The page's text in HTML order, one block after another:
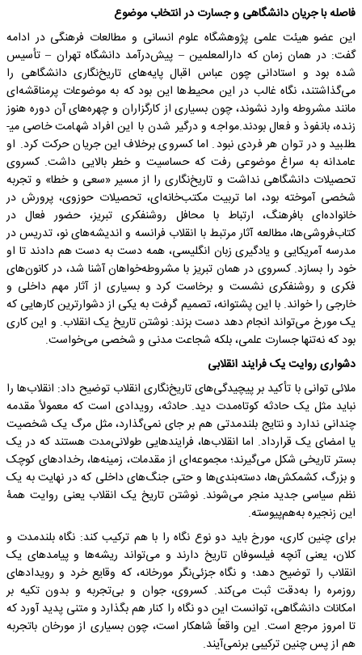
فاصله با جریان دانشگاهی و جسارت در انتخاب موضوع
این عضو هیئت علمی پژوهشگاه علوم انسانی و مطالعات فرهنگی در ادامه
گفت: در همان زمان که دارالمعلمین – پیش‌درآمد دانشگاه تهران – تأسیس
شده بود و استادانی چون عباس اقبال پایه‌های تاریخ‌نگاری دانشگاهی را
می‌گذاشتند، نگاه غالب در این محیط‌ها این بود که به موضوعات پرمناقشه‌ای
مانند مشروطه وارد نشوند، چون بسیاری از کارگزاران و چهره‌های آن دوره هنوز
زنده، بانفوذ و فعال بودند.مواجه و درگیر شدن با این افراد شهامت خاصی می­
طلبید و در توان هر فردی نبود. اما کسروی برخلاف این جریان حرکت کرد. او
عامدانه به سراغ موضوعی رفت که حساسیت و خطر بالایی داشت. کسروی
تحصیلات دانشگاهی نداشت و تاریخ‌نگاری را از مسیر «سعی و خطا» و تجربه
شخصی آموخته بود، اما تربیت مکتب‌خانه‌ای، تحصیلات حوزوی، پرورش در
خانواده‌ای بافرهنگ، ارتباط با محافل روشنفکری تبریز، حضور فعال در
کتاب‌فروشی‌ها، مطالعه آثار مرتبط با انقلاب فرانسه و اندیشه‌های نو، تدریس در
مدرسه آمریکایی و یادگیری زبان انگلیسی، همه دست به دست هم دادند تا او
خود را بسازد. کسروی در همان تبریز با مشروطه‌خواهان آشنا شد، در کانون‌های
فکری و روشنفکری نشست و برخاست کرد و بسیاری از آثار مهم داخلی و
خارجی را خواند. با این پشتوانه، تصمیم گرفت به یکی از دشوارترین کارهایی که
یک مورخ می‌تواند انجام دهد دست بزند: نوشتن تاریخ یک انقلاب. و این کاری
بود که نه‌تنها جسارت علمی، بلکه شجاعت مدنی و شخصی می‌خواست.
دشواری روایت یک فرایند انقلابی
ملائی توانی با تأکید بر پیچیدگی‌های تاریخ‌نگاری انقلاب توضیح داد: انقلاب‌ها را
نباید مثل یک حادثه کوتاه‌مدت دید. حادثه، رویدادی است که معمولاً مقدمه
چندانی ندارد و نتایج بلندمدتی هم بر جای نمی‌گذارد، مثل مرگ یک شخصیت
یا امضای یک قرارداد. اما انقلاب‌ها، فرایندهایی طولانی‌مدت هستند که در یک
بستر تاریخی شکل می‌گیرند؛ مجموعه‌ای از مقدمات، زمینه‌ها، رخدادهای کوچک
و بزرگ، کشمکش‌ها، دسته‌بندی‌ها و حتی جنگ‌های داخلی که در نهایت به یک
نظم سیاسی جدید منجر می‌شوند. نوشتن تاریخ یک انقلاب یعنی روایت همۀ
این زنجیره به‌هم‌پیوسته.
برای چنین کاری، مورخ باید دو نوع نگاه را با هم ترکیب کند: نگاه بلندمدت و
کلان، یعنی آنچه فیلسوفان تاریخ دارند و می‌تواند ریشه‌ها و پیامدهای یک
انقلاب را توضیح دهد؛ و نگاه جزئی‌نگر مورخانه، که وقایع خرد و رویدادهای
روزمره را به‌دقت ثبت می‌کند. کسروی، جوان و بی‌تجربه و بدون تکیه بر
امکانات دانشگاهی، توانست این دو نگاه را کنار هم بگذارد و متنی پدید آورد که
تا امروز مرجع است. این واقعاً شاهکار است، چون بسیاری از مورخان باتجربه
هم از پس چنین ترکیبی برنمی‌آیند.